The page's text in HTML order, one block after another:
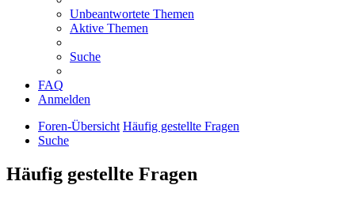
Unbeantwortete Themen
Aktive Themen
Suche
FAQ
Anmelden
Foren-Übersicht Häufig gestellte Fragen
Suche
Häufig gestellte Fragen